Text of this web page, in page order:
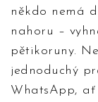
někdo nemá
nahoru –
pětikoruny.
jednoduchý
WhatsApp, ať